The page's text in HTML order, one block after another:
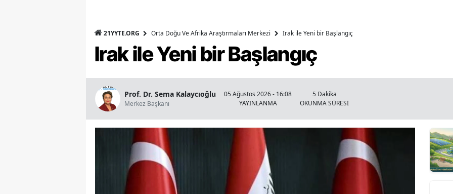
21YYTE.ORG Orta Doğu Ve Afrika Araştırmaları Merkezi Irak ile Yeni bir Başlangıç
Irak ile Yeni bir Başlangıç
Prof. Dr. Sema Kalaycıoğlu
Merkez Başkanı
05 Ağustos 2026 - 16:08
YAYINLANMA
5 Dakika
OKUNMA SÜRESİ